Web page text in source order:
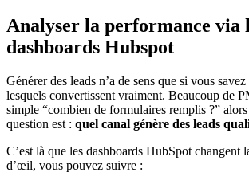
Analyser la performance via
dashboards Hubspot
Générer des leads n’a de sens que si vous
lesquels convertissent vraiment. Beaucoup de
simple “combien de formulaires remplis ?”
question est : quel canal génère des leads
C’est là que les dashboards HubSpot changent
d’œil, vous pouvez suivre :